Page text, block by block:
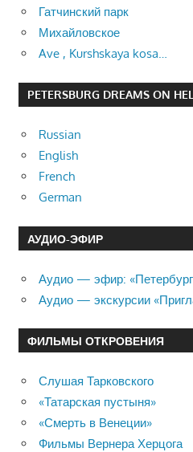
Гатчинский парк
Михайловское
Ave , Kurshskaya kosa…
PETERSBURG DREAMS ON
Russian
English
French
German
АУДИО-ЭФИР
Аудио — эфир:
Аудио — экскурсии
ФИЛЬМЫ ОТКРОВЕНИЯ
Слушая Тарковского
«Татарская пустыня»
«Смерть в Венеции»
Фильмы Вернера Херцога